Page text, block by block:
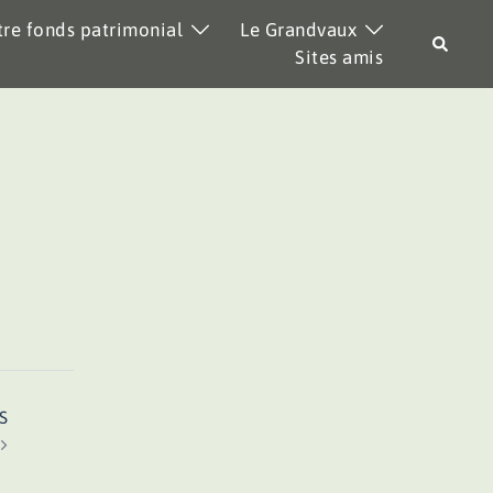
fonds patrimonial
Le Grandvaux
Sites amis